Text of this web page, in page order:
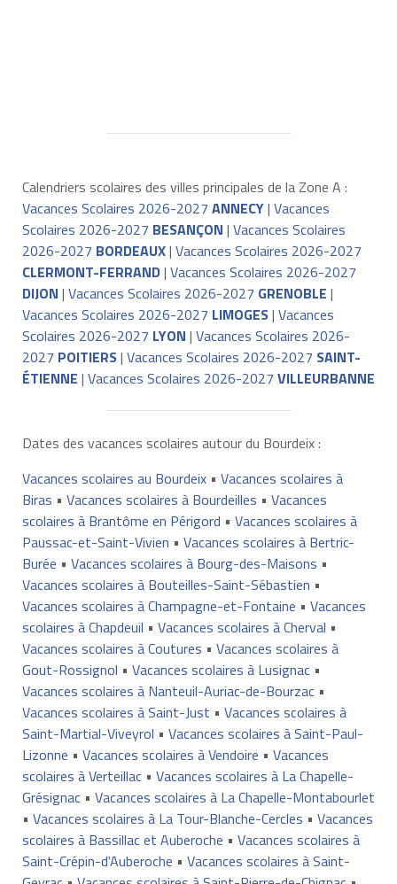
Calendriers scolaires des villes principales de la Zone A :
Vacances Scolaires 2026-2027 ANNECY| Vacances
Scolaires 2026-2027 BESANÇON | Vacances Scolaires
2026-2027 BORDEAUX| Vacances Scolaires 2026-2027
CLERMONT-FERRAND| Vacances Scolaires 2026-2027
DIJON | Vacances Scolaires 2026-2027 GRENOBLE |
Vacances Scolaires 2026-2027 LIMOGES| Vacances
Scolaires 2026-2027 LYON | Vacances Scolaires 2026-
2027 POITIERS| Vacances Scolaires 2026-2027 SAINT-
ÉTIENNE | Vacances Scolaires 2026-2027 VILLEURBANNE
Dates des vacances scolaires autour du Bourdeix :
Vacances scolaires au Bourdeix• Vacances scolaires à
Biras • Vacances scolaires à Bourdeilles • Vacances
scolaires à Brantôme en Périgord • Vacances scolaires à
Paussac-et-Saint-Vivien • Vacances scolaires à Bertric-
Burée • Vacances scolaires à Bourg-des-Maisons •
Vacances scolaires à Bouteilles-Saint-Sébastien •
Vacances scolaires à Champagne-et-Fontaine • Vacances
scolaires à Chapdeuil • Vacances scolaires à Cherval •
Vacances scolaires à Coutures • Vacances scolaires à
Gout-Rossignol • Vacances scolaires à Lusignac•
Vacances scolaires à Nanteuil-Auriac-de-Bourzac•
Vacances scolaires à Saint-Just • Vacances scolaires à
Saint-Martial-Viveyrol • Vacances scolaires à Saint-Paul-
Lizonne • Vacances scolaires à Vendoire • Vacances
scolaires à Verteillac• Vacances scolaires à La Chapelle-
Grésignac• Vacances scolaires à La Chapelle-Montabourlet
• Vacances scolaires à La Tour-Blanche-Cercles • Vacances
scolaires à Bassillac et Auberoche • Vacances scolaires à
Saint-Crépin-d'Auberoche • Vacances scolaires à Saint-